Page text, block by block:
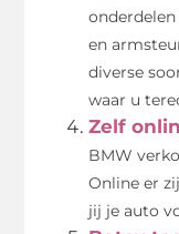
en
diverse
waar u
Zelf
BMW
Online er
jij je auto